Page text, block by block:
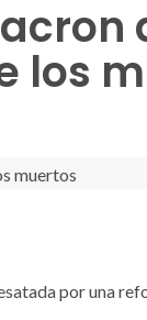
los
por una